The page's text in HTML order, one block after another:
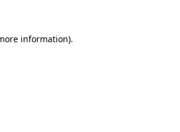
information).